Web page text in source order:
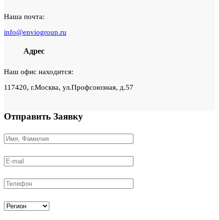
Наша почта:
info@enviogroup.ru
Адрес
Наш офис находится:
117420, г.Москва, ул.Профсоюзная, д.57
Отправить Заявку